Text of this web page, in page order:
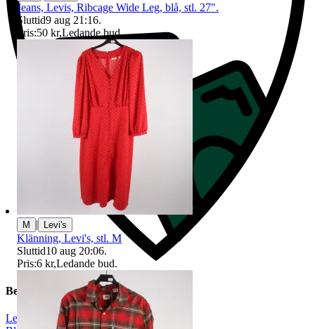
Beskrivning
Levi's
Jeans, Levis, Ribcage Wide Leg, blå, stl. 27".
Sluttid9 aug 21:16.
Pris:50 kr,Ledande bud.
M | Levi's
Klänning, Levi's, stl. M
Sluttid10 aug 20:06.
Pris:6 kr,Ledande bud.